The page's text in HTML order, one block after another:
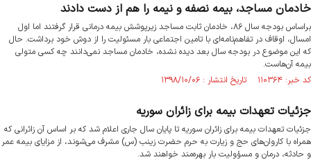
خادمان مساجد، بیمه نصفه و نیمه را هم از دست دادند
براساس بودجه سال ۸۶، خادمان ثابت مساجد زیرپوشش بیمه درمانی قرار گرفتند اما اول
امسال، اوقاف در تفاهم‌نامه‌ای با تامین اجتماعی بار مسئولیت را از دوش خود برداشت. حال
که این موضوع در بودجه سال بعد دیده نشده، خادمان مساجد نمی‌دانند چه کسی متولی
بیمه آن‌هاست.
کد خبر: ۱۱۰۳۶۴ تاریخ انتشار : ۱۳۹۸/۱۰/۰۶
جزئیات تعهدات بیمه برای زائران سوریه
جزئیات تعهدات بیمه برای زائران سوریه تا پایان سال جاری اعلام شد که بر اساس آن زائرانی که
همراه با کاروان‌های حج و زیارت به حرم حضرت زینب (س) مشرف می‌شوند، از مزایای بیمه عمر
و حادثه، درمان و مسؤولیت بار بهره‌مند خواهند شد.